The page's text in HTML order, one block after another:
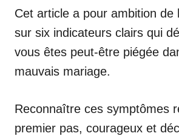
Cet article a pour ambition de
sur six indicateurs clairs qui
vous êtes peut-être piégée
mauvais mariage.
Reconnaître ces symptômes
premier pas, courageux et